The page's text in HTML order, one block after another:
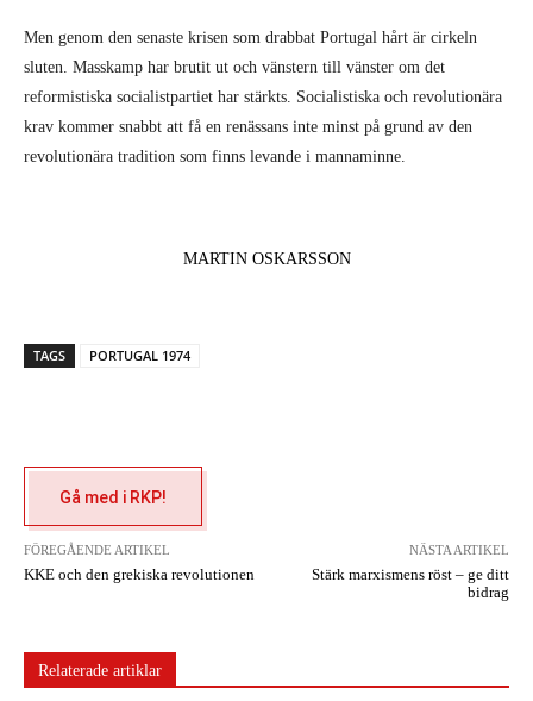
Men genom den senaste krisen som drabbat Portugal hårt är cirkeln
sluten. Masskamp har brutit ut och vänstern till vänster om det
reformistiska socialistpartiet har stärkts. Socialistiska och revolutionära
krav kommer snabbt att få en renässans inte minst på grund av den
revolutionära tradition som finns levande i mannaminne.
MARTIN OSKARSSON
TAGS PORTUGAL 1974
Gå med i RKP!
FÖREGÅENDE ARTIKEL
KKE och den grekiska revolutionen
NÄSTA ARTIKEL
Stärk marxismens röst – ge ditt
bidrag
Relaterade artiklar